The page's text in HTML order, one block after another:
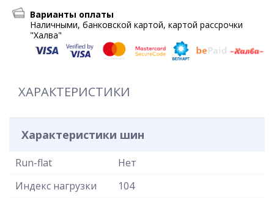
Варианты оплаты
Наличными, банковской картой, картой рассрочки
"Халва"
ХАРАКТЕРИСТИКИ
Характеристики шин
Run-flat
Нет
Индекс нагрузки
104